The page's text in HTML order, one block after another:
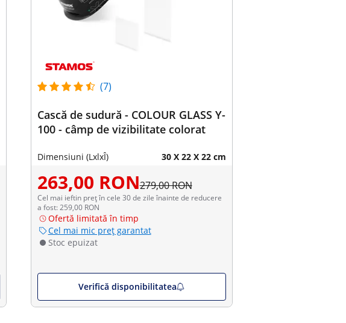
(7)
Cască de sudură - COLOUR GLASS Y-
100 - câmp de vizibilitate colorat
Dimensiuni (LxlxÎ) 30 X 22 X 22 cm
263,00 RON279,00 RON
Cel mai ieftin preț în cele 30 de zile înainte de reducere
a fost: 259,00 RON
Ofertă limitată în timp
Cel mai mic preț garantat
Stoc epuizat
Verifică disponibilitatea